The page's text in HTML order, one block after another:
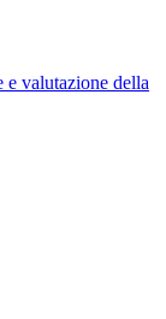
e valutazione della